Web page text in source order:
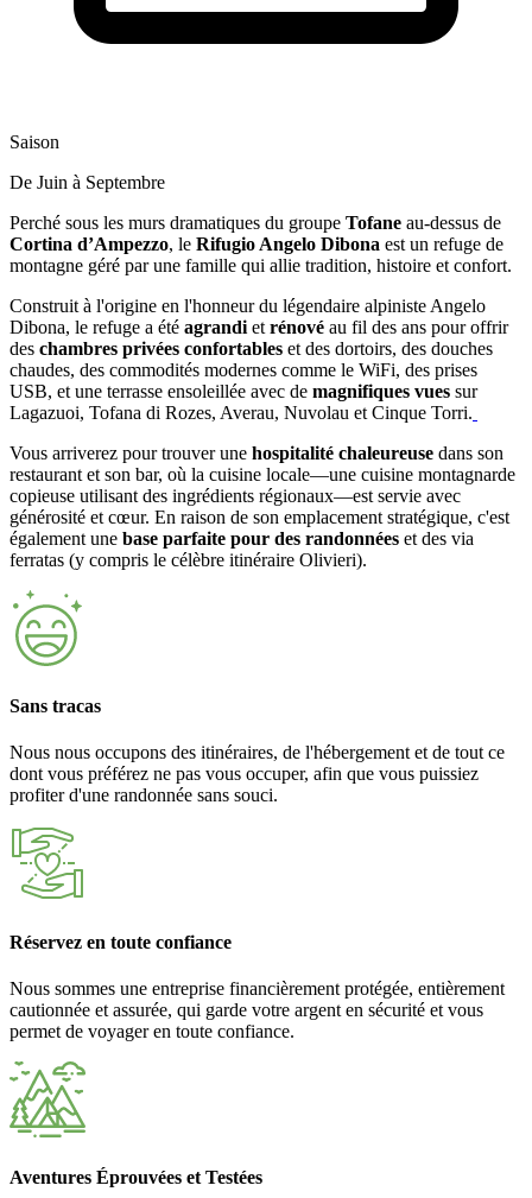
Saison
De Juin à Septembre
Perché sous les murs dramatiques du groupe Tofane au-dessus de
Cortina d’Ampezzo, le Rifugio Angelo Dibona est un refuge de
montagne géré par une famille qui allie tradition, histoire et confort.
Construit à l'origine en l'honneur du légendaire alpiniste Angelo
Dibona, le refuge a été agrandi et rénové au fil des ans pour offrir
des chambres privées confortables et des dortoirs, des douches
chaudes, des commodités modernes comme le WiFi, des prises
USB, et une terrasse ensoleillée avec de magnifiques vues sur
Lagazuoi, Tofana di Rozes, Averau, Nuvolau et Cinque Torri.
Vous arriverez pour trouver une hospitalité chaleureuse dans son
restaurant et son bar, où la cuisine locale—une cuisine montagnarde
copieuse utilisant des ingrédients régionaux—est servie avec
générosité et cœur. En raison de son emplacement stratégique, c'est
également une base parfaite pour des randonnées et des via
ferratas (y compris le célèbre itinéraire Olivieri).
Sans tracas
Nous nous occupons des itinéraires, de l'hébergement et de tout ce
dont vous préférez ne pas vous occuper, afin que vous puissiez
profiter d'une randonnée sans souci.
Réservez en toute confiance
Nous sommes une entreprise financièrement protégée, entièrement
cautionnée et assurée, qui garde votre argent en sécurité et vous
permet de voyager en toute confiance.
Aventures Éprouvées et Testées